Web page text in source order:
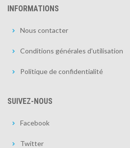
INFORMATIONS
Nous contacter
Conditions générales d'utilisation
Politique de confidentialité
SUIVEZ-NOUS
Facebook
Twitter